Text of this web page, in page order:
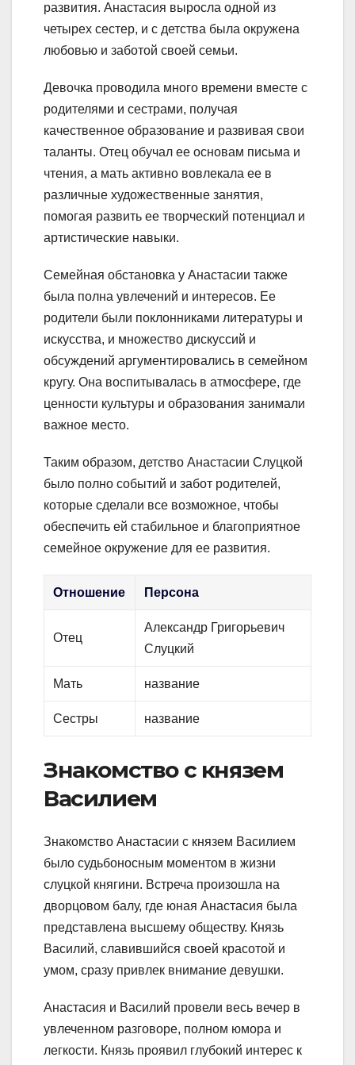
развития. Анастасия выросла одной из
четырех сестер, и с детства была окружена
любовью и заботой своей семьи.
Девочка проводила много времени вместе с
родителями и сестрами, получая
качественное образование и развивая свои
таланты. Отец обучал ее основам письма и
чтения, а мать активно вовлекала ее в
различные художественные занятия,
помогая развить ее творческий потенциал и
артистические навыки.
Семейная обстановка у Анастасии также
была полна увлечений и интересов. Ее
родители были поклонниками литературы и
искусства, и множество дискуссий и
обсуждений аргументировались в семейном
кругу. Она воспитывалась в атмосфере, где
ценности культуры и образования занимали
важное место.
Таким образом, детство Анастасии Слуцкой
было полно событий и забот родителей,
которые сделали все возможное, чтобы
обеспечить ей стабильное и благоприятное
семейное окружение для ее развития.
Отношение Персона
Отец
Александр Григорьевич
Слуцкий
Мать название
Сестры название
Знакомство с князем
Василием
Знакомство Анастасии с князем Василием
было судьбоносным моментом в жизни
слуцкой княгини. Встреча произошла на
дворцовом балу, где юная Анастасия была
представлена высшему обществу. Князь
Василий, славившийся своей красотой и
умом, сразу привлек внимание девушки.
Анастасия и Василий провели весь вечер в
увлеченном разговоре, полном юмора и
легкости. Князь проявил глубокий интерес к